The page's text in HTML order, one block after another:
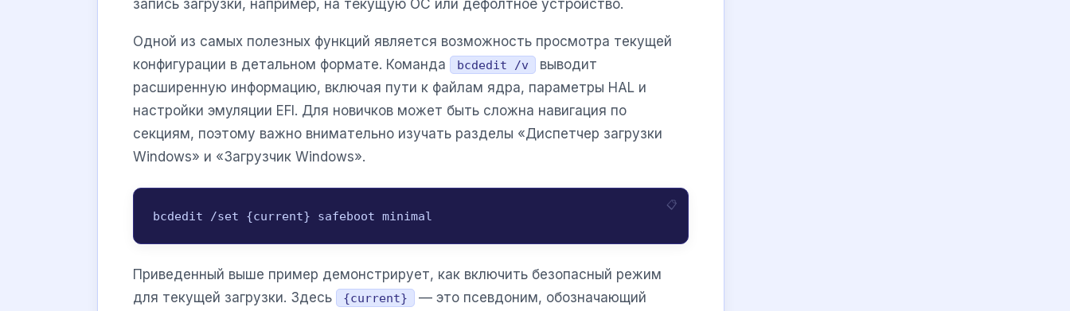
запись загрузки, например, на текущую ОС или дефолтное устройство.
Одной из самых полезных функций является возможность просмотра текущей
конфигурации в детальном формате. Команда
bcdedit /v
выводит
расширенную информацию, включая пути к файлам ядра, параметры HAL и
настройки эмуляции EFI. Для новичков может быть сложна навигация по
секциям, поэтому важно внимательно изучать разделы «Диспетчер загрузки
Windows» и «Загрузчик Windows».
bcdedit /set {current} safeboot minimal
Приведенный выше пример демонстрирует, как включить безопасный режим
для текущей загрузки. Здесь
{current}
— это псевдоним, обозначающий